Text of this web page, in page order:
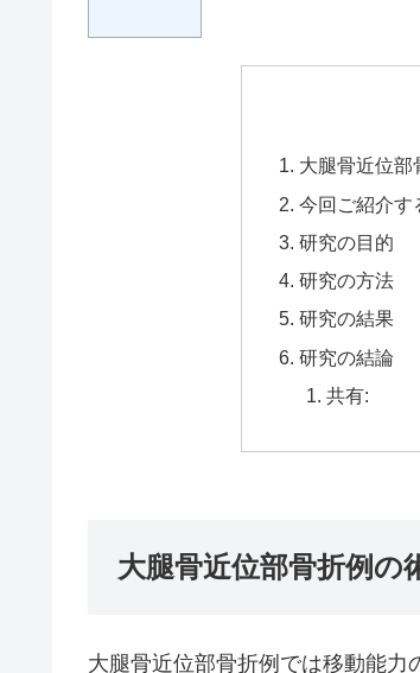
大腿骨近位部
今回ご紹介す
研究の目的
研究の方法
研究の結果
研究の結論
共有:
大腿骨近位部骨折例の
大腿骨近位部骨折例では移動能力